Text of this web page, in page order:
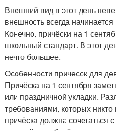
Внешний вид в этот день
внешность всегда
Конечно, причёски на 1
школьный стандарт. В этот
нечто большее.
Особенности причесок для
Причёска на 1 сентября
или праздничной укладки.
требованиями, которых
причёска должна сочетаться